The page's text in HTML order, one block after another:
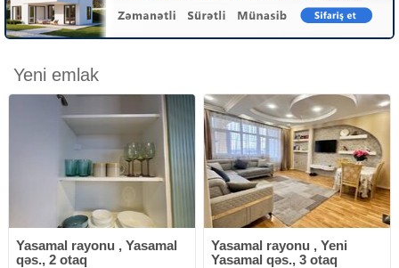
Yeni emlak
Yasamal rayonu , Yasamal
qəs., 2 otaq
Yasamal rayonu , Yeni
Yasamal qəs., 3 otaq